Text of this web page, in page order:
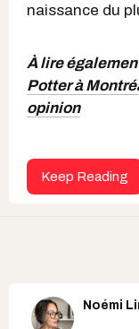
naissance du
À lire
Potter à
opinion
Keep Reading
Noémi